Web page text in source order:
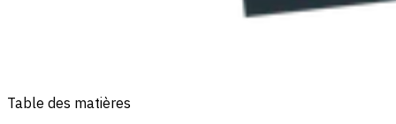
Table des matières